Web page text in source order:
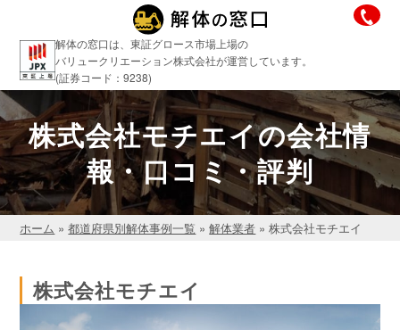
解体の窓口は、東証グロース市場上場の
バリュークリエーション株式会社が運営しています。
(証券コード：9238)
株式会社モチエイの会社情
報・口コミ・評判
ホーム »都道府県別解体事例一覧 »解体業者 »株式会社モチエイ
株式会社モチエイ